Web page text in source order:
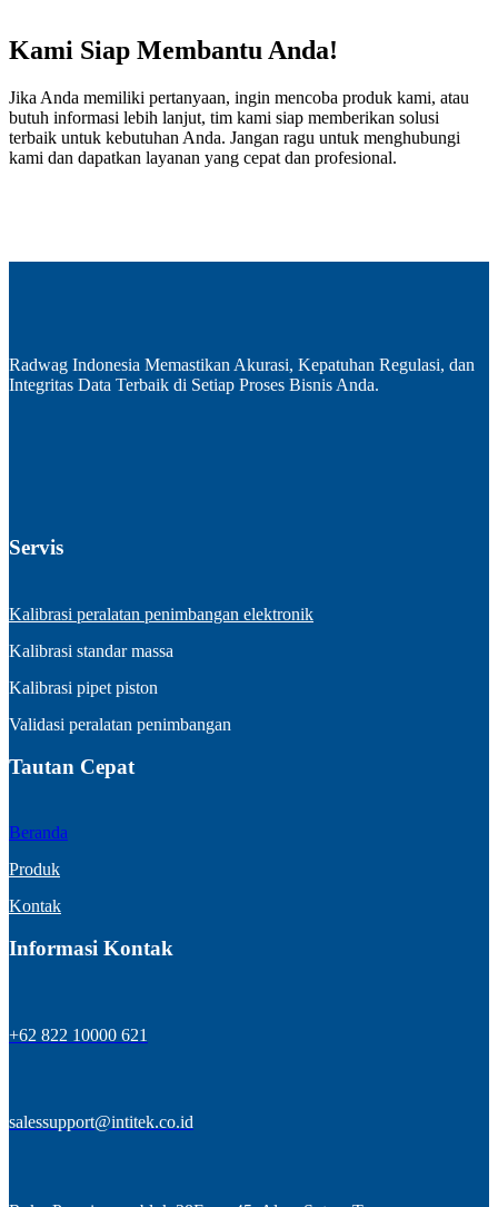
Kami Siap Membantu Anda!
Jika Anda memiliki pertanyaan, ingin mencoba produk kami, atau
butuh informasi lebih lanjut, tim kami siap memberikan solusi
terbaik untuk kebutuhan Anda. Jangan ragu untuk menghubungi
kami dan dapatkan layanan yang cepat dan profesional.
Radwag Indonesia Memastikan Akurasi, Kepatuhan Regulasi, dan
Integritas Data Terbaik di Setiap Proses Bisnis Anda.
Servis
Kalibrasi peralatan penimbangan elektronik
Kalibrasi standar massa
Kalibrasi pipet piston
Validasi peralatan penimbangan
Tautan Cepat
Beranda
Produk
Kontak
Informasi Kontak
+62 822 10000 621
salessupport@intitek.co.id